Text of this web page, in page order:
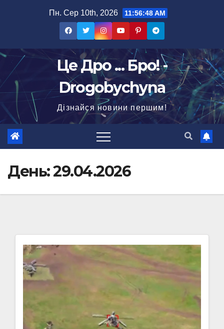
Пн. Сер 10th, 2026 11:56:49 AM
Це Дро ... Бро! -
Drogobychyna
Дізнайся новини першим!
День:29.04.2026